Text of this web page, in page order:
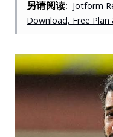
另请阅读: Jotform
Download, Free Plan